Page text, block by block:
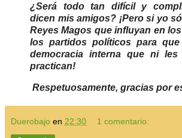
¿Será todo tan difícil y
dicen mis amigos? ¡Pero si yo
Reyes Magos que influyan en
los partidos políticos para
democracia interna que ni les
practican!
Respetuosamente, gracias por
Duerobajo en 22:30 1 comentario: